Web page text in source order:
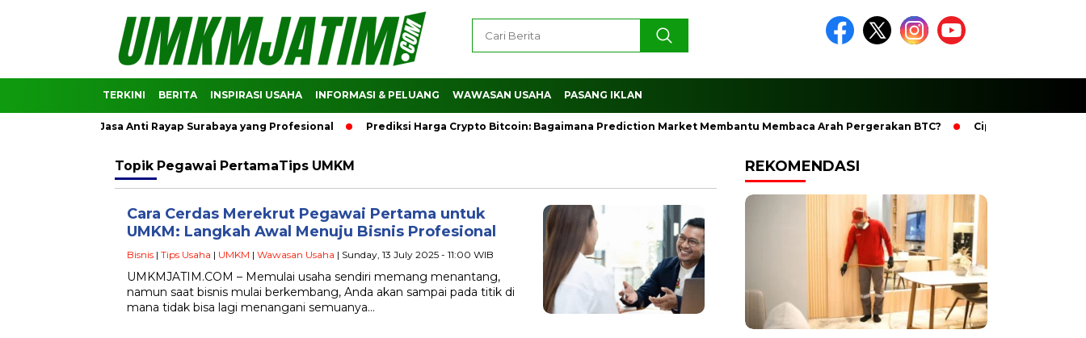
TERKINI BERITA INSPIRASI USAHA INFORMASI & PELUANG WAWASAN USAHA PASANG IKLAN
Jasa Anti Rayap Surabaya yang Profesional Prediksi Harga Crypto Bitcoin: Bagaimana Prediction Market Membantu Membaca Arah Pergerakan BTC? Ciptakan Ramadhan
Topik Pegawai PertamaTips UMKM
Cara Cerdas Merekrut Pegawai Pertama untuk
UMKM: Langkah Awal Menuju Bisnis Profesional
Bisnis | Tips Usaha | UMKM | Wawasan Usaha | Sunday, 13 July 2025 - 11:00 WIB
UMKMJATIM.COM – Memulai usaha sendiri memang menantang,
namun saat bisnis mulai berkembang, Anda akan sampai pada titik di
mana tidak bisa lagi menangani semuanya…
REKOMENDASI